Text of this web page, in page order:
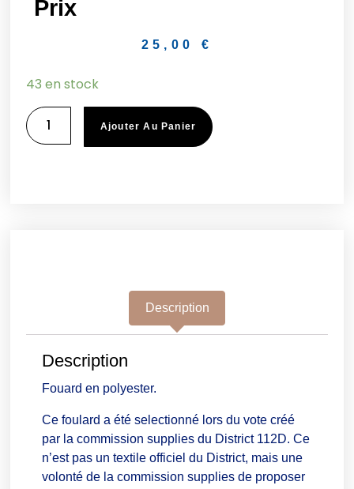
Prix
25,00 €
43 en stock
Ajouter Au Panier
Description
Description
Fouard en polyester.
Ce foulard a été selectionné lors du vote créé
par la commission supplies du District 112D. Ce
n’est pas un textile officiel du District, mais une
volonté de la commission supplies de proposer